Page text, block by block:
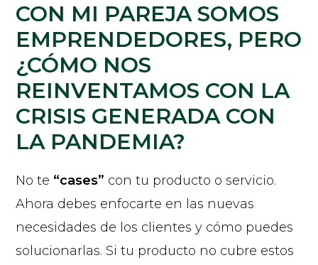
CON MI PAREJA SOMOS
EMPRENDEDORES, PERO
¿CÓMO NOS
REINVENTAMOS CON LA
CRISIS GENERADA CON
LA PANDEMIA?
No te “cases” con tu producto o servicio.
Ahora debes enfocarte en las nuevas
necesidades de los clientes y cómo puedes
solucionarlas. Si tu producto no cubre estos